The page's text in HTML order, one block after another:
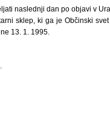
naslednji dan po objavi v
sklep, ki ga je Občinski
13. 1. 1995.